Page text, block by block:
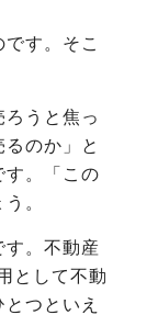
す。そこ
うと焦っ
のか」と
す。「この
。
す。不動産
として不動
つといえ